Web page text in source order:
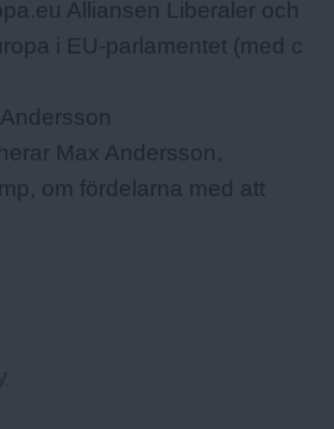
Alliansen Liberaler och
i EU-parlamentet (med c
Max Andersson,
om fördelarna med att